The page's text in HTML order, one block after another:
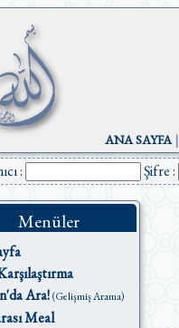
ANA SAYFA|
: Şifre :
Menüler
Ara!(Gelişmiş Arama)
Meal